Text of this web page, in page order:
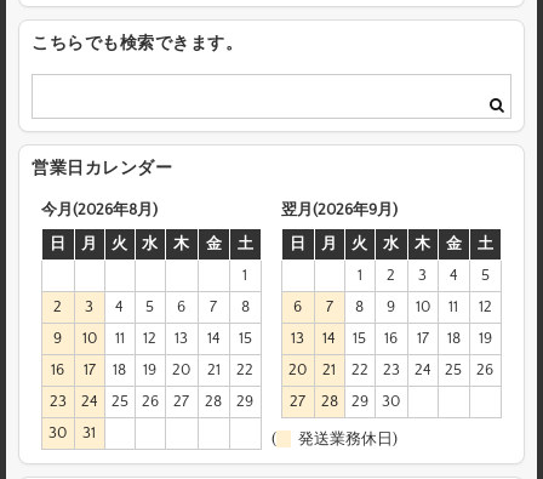
こちらでも検索できます。
営業日カレンダー
今月(2026年8月)
日
月 火 水 木 金
土
1
2
3 4 5 6 7
8
9
10 11 12 13 14
15
16
17 18 19 20 21
22
23
24 25 26 27 28
29
30
31
翌月(2026年9月)
日
月 火 水 木 金
土
1
2 3 4
5
6
7 8 9 10 11
12
13
14 15 16 17 18
19
20
21 22 23 24 25
26
27
28 29 30
( 発送業務休日)